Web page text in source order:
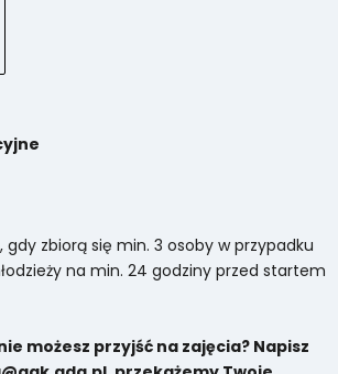
gdy zbiorą się min. 3 osoby w przypadku
na min. 24 godziny przed startem
możesz przyjść na zajęcia? Napisz